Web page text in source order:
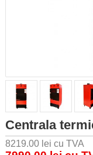
Centrala
8219.00 lei cu TVA